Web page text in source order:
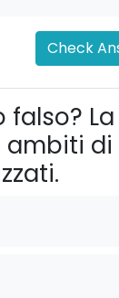
Check
falso?
di